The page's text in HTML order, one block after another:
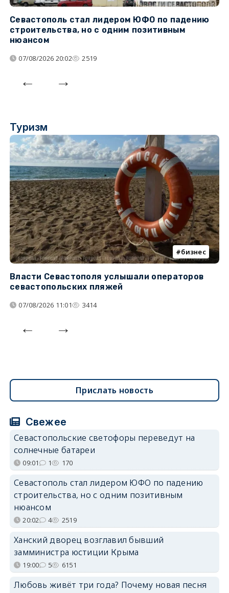
Севастополь стал лидером ЮФО по падению
строительства, но с одним позитивным
нюансом
07/08/2026 20:02 2519
Туризм
бизнес
Власти Севастополя услышали операторов
севастопольских пляжей
07/08/2026 11:01 3414
Прислать новость
Свежее
Севастопольские светофоры переведут на
солнечные батареи
09:01 1 170
Севастополь стал лидером ЮФО по падению
строительства, но с одним позитивным
нюансом
20:02 4 2519
Ханский дворец возглавил бывший
замминистра юстиции Крыма
19:00 5 6151
Любовь живёт три года? Почему новая песня